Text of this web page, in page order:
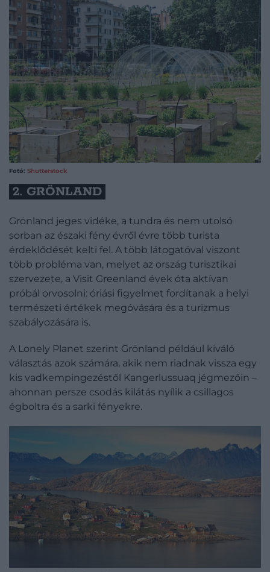
Fotó: Shutterstock
2. GRÖNLAND
Grönland jeges vidéke, a tundra és nem utolsó
sorban az északi fény évről évre több turista
érdeklődését kelti fel. A több látogatóval viszont
több probléma van, melyet az ország turisztikai
szervezete, a Visit Greenland évek óta aktívan
próbál orvosolni: óriási figyelmet fordítanak a helyi
természeti értékek megóvására és a turizmus
szabályozására is.
A Lonely Planet szerint Grönland például kiváló
választás azok számára, akik nem riadnak vissza egy
kis vadkempingezéstől Kangerlussuaq jégmezőin –
ahonnan persze csodás kilátás nyílik a csillagos
égboltra és a sarki fényekre.